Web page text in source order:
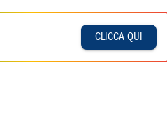
CLICCA QUI